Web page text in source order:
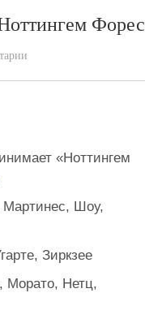
«Ноттингем
Шоу,
Зиркзее
Морато, Нетц,